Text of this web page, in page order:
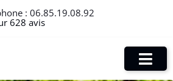
: 06.85.19.08.92
628 avis